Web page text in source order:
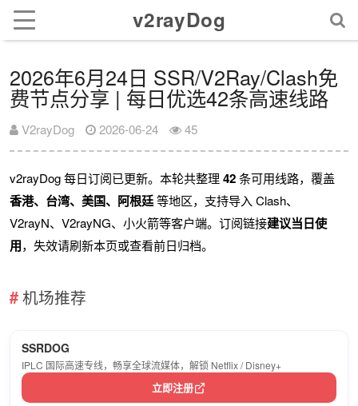
v2rayDog
2026年6月24日 SSR/V2Ray/Clash免
费节点分享 | 每日优选42条高速线路
V2rayDog 2026-06-24 45
v2rayDog 每日订阅已更新。本轮共整理42条可用线路，覆盖
香港、台湾、美国、阿根廷等地区，支持导入 Clash、
V2rayN、V2rayNG、小火箭等客户端。订阅链接建议当日使
用，失效请刷新本页或查看前日归档。
机场推荐
SSRDOG
IPLC 国际高速专线，畅享全球流媒体，解锁 Netflix / Disney+
立即注册